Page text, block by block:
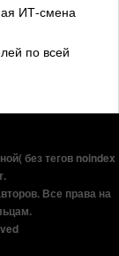
ИТ-смена
по всей
без тегов noindex
Все права на